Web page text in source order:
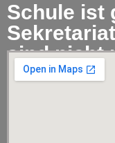
Schule ist
sind nicht